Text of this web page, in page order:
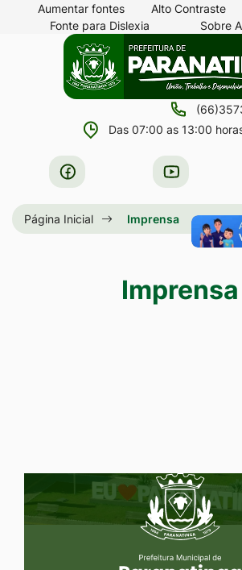
Seção
atalhos
acessibilidade
para
conteúdo
para
menu
[alt+2]
[alt+4]
Aumentar fontes Alto Contraste
Fonte para Dislexia
Sobre
Seção
menu
principal
principal
Das 07:00 as 13:00
Acessar
a
Rede
Acessar
a
Rede
Social
Página Inicial Imprensa
Imprensa
Seção do Rodapé e